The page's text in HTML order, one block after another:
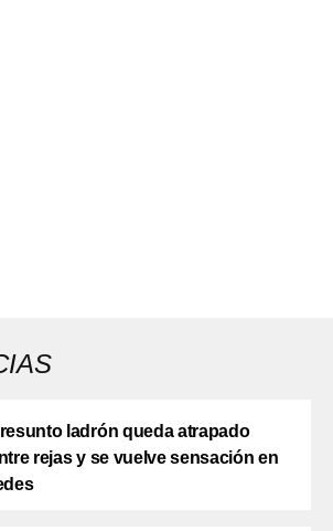
ladrón queda atrapado
rejas y se vuelve sensación en